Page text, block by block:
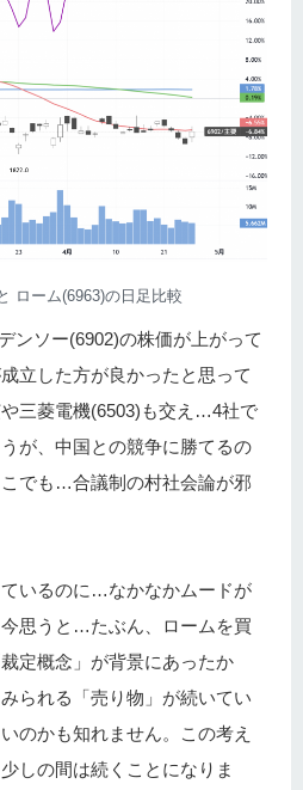
ローム(6963)の日足比較
ンソー(6902)の株価が上がって
立した方が良かったと思って
三菱電機(6503)も交え…4社で
が、中国との競争に勝てるの
でも…合議制の村社会論が邪
いるのに…なかなかムードが
思うと…たぶん、ロームを買
定概念」が背景にあったか
られる「売り物」が続いてい
のかも知れません。この考え
しの間は続くことになりま